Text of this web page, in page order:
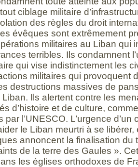
ciblage militaire
des règles du droit
évêques sont extrêmement
militaires au Liban qui
terribles. Ils condamnent
qui vise indistinctement les
militaires qui provoquent
destructions massives de
Ils alertent contre les
d’histoire et de culture,
par l’UNESCO. L’urgence
le Liban meurtri à se
annoncent la finalisation du
de la terre des Gaules ».
les églises orthodoxes de